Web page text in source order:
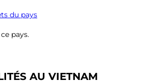
du pays
pays.
AU VIETNAM